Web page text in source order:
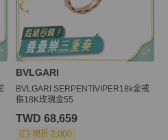
BVLGARI
BVLGARI SERPENTIVIPER18k金戒
指18K玫瑰金55
TWD 68,659
現折 2,000